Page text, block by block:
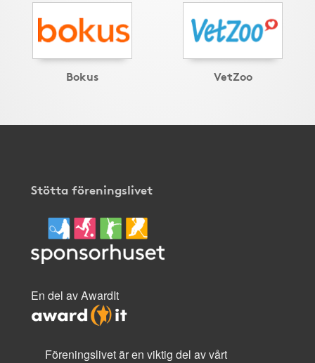
Bokus VetZoo
Stötta föreningslivet
En del av AwardIt
Föreningslivet är en viktig del av vårt